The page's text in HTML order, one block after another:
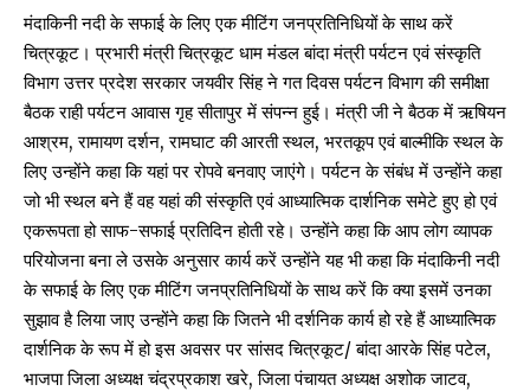
मंदाकिनी नदी के सफाई के लिए एक मीटिंग जनप्रतिनिधियों के साथ करें
चित्रकूट। प्रभारी मंत्री चित्रकूट धाम मंडल बांदा मंत्री पर्यटन एवं संस्कृति
विभाग उत्तर प्रदेश सरकार जयवीर सिंह ने गत दिवस पर्यटन विभाग की समीक्षा
बैठक राही पर्यटन आवास गृह सीतापुर में संपन्न हुई। मंत्री जी ने बैठक में ऋषियन
आश्रम, रामायण दर्शन, रामघाट की आरती स्थल, भरतकूप एवं बाल्मीकि स्थल के
लिए उन्होंने कहा कि यहां पर रोपवे बनवाए जाएंगे। पर्यटन के संबंध में उन्होंने कहा
जो भी स्थल बने हैं वह यहां की संस्कृति एवं आध्यात्मिक दार्शनिक समेटे हुए हो एवं
एकरूपता हो साफ-सफाई प्रतिदिन होती रहे। उन्होंने कहा कि आप लोग व्यापक
परियोजना बना ले उसके अनुसार कार्य करें उन्होंने यह भी कहा कि मंदाकिनी नदी
के सफाई के लिए एक मीटिंग जनप्रतिनिधियों के साथ करें कि क्या इसमें उनका
सुझाव है लिया जाए उन्होंने कहा कि जितने भी दर्शनिक कार्य हो रहे हैं आध्यात्मिक
दार्शनिक के रूप में हो इस अवसर पर सांसद चित्रकूट/ बांदा आरके सिंह पटेल,
भाजपा जिला अध्यक्ष चंद्रप्रकाश खरे, जिला पंचायत अध्यक्ष अशोक जाटव,